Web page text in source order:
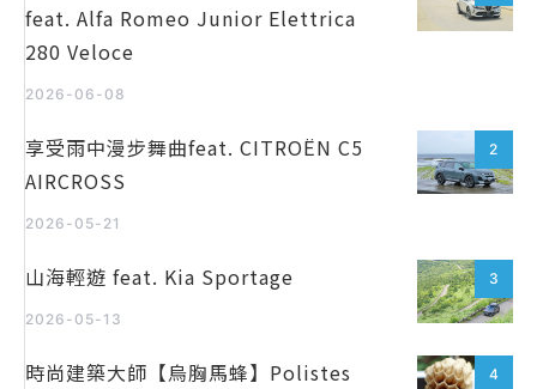
feat. Alfa Romeo Junior Elettrica
280 Veloce
2026-06-08
2
享受雨中漫步舞曲feat. CITROËN C5
AIRCROSS
2026-05-21
3
山海輕遊 feat. Kia Sportage
2026-05-13
4
時尚建築大師【烏胸馬蜂】Polistes